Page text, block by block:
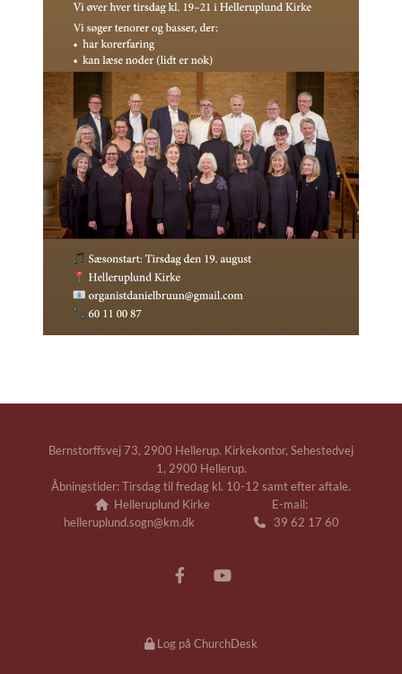
Bernstorffsvej 73, 2900 Hellerup. Kirkekontor, Sehestedvej
1, 2900 Hellerup.
Åbningstider: Tirsdag til fredag kl. 10-12 samt efter aftale.
Helleruplund Kirke E-mail:
helleruplund.sogn@km.dk
39 62 17 60
Log på ChurchDesk